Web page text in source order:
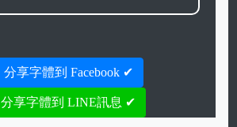
分享字體到 Facebook ✔
分享字體到 LINE訊息 ✔